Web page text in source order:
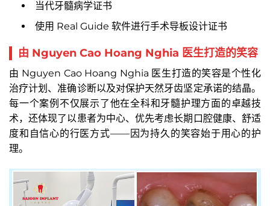
当代牙髓病学证书
使用 Real Guide 软件进行手术导板设计证书
由 Nguyen Cao Hoang Nghia 医生打造的笑容
由 Nguyen Cao Hoang Nghia 医生打造的笑容是个性化
治疗计划、准确诊断以及对保护天然牙齿坚定承诺的结晶。
每一个案例不仅展示了他在全科和牙髓护理方面的卓越技
术，还体现了以患者为中心、优先考虑长期口腔健康、舒适
度和自信心的行医方式——因为持久的笑容始于用心的护
理。